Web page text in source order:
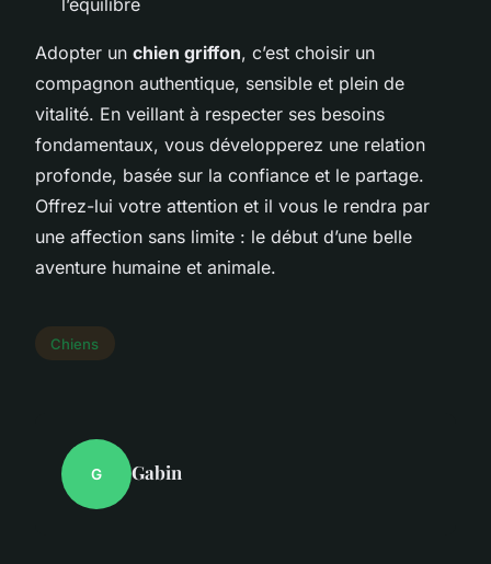
Adopter un chien griffon, c’est choisir un
compagnon authentique, sensible et plein de
vitalité. En veillant à respecter ses besoins
fondamentaux, vous développerez une relation
profonde, basée sur la confiance et le partage.
Offrez-lui votre attention et il vous le rendra par
une affection sans limite : le début d’une belle
aventure humaine et animale.
Chiens
G Gabin